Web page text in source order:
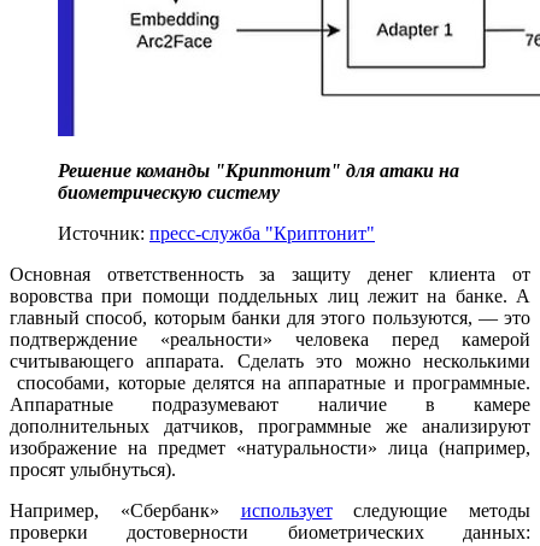
Решение команды "Криптонит" для атаки на
биометрическую систему
Источник: пресс-служба "Криптонит"
Основная ответственность за защиту денег клиента от
воровства при помощи поддельных лиц лежит на банке. А
главный способ, которым банки для этого пользуются, — это
подтверждение «реальности» человека перед камерой
считывающего аппарата. Сделать это можно несколькими
способами, которые делятся на аппаратные и программные.
Аппаратные подразумевают наличие в камере
дополнительных датчиков, программные же анализируют
изображение на предмет «натуральности» лица (например,
просят улыбнуться).
Например, «Сбербанк» используетследующие методы
проверки достоверности биометрических данных: